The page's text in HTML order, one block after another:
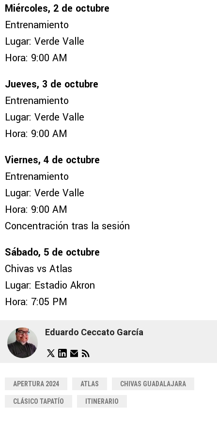
Miércoles, 2 de octubre
Entrenamiento
Lugar: Verde Valle
Hora: 9:00 AM
Jueves, 3 de octubre
Entrenamiento
Lugar: Verde Valle
Hora: 9:00 AM
Viernes, 4 de octubre
Entrenamiento
Lugar: Verde Valle
Hora: 9:00 AM
Concentración tras la sesión
Sábado, 5 de octubre
Chivas vs Atlas
Lugar: Estadio Akron
Hora: 7:05 PM
Eduardo Ceccato García
APERTURA 2024 ATLAS CHIVAS GUADALAJARA
CLÁSICO TAPATÍO ITINERARIO